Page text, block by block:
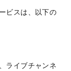
ビスは、以下の
ライブチャンネ